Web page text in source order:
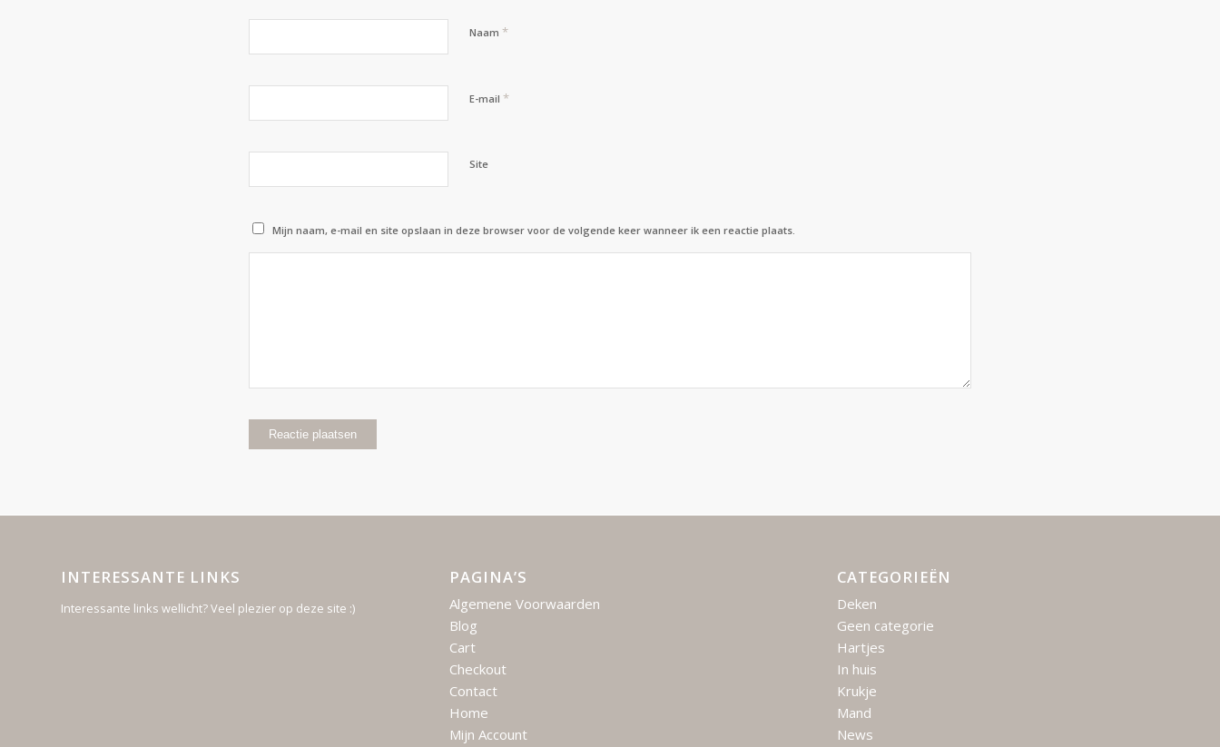
Naam *
E-mail *
Site
Mijn naam, e-mail en site opslaan in deze browser voor de volgende keer wanneer ik een reactie plaats.
INTERESSANTE LINKS
Interessante links wellicht? Veel plezier op deze site :)
PAGINA’S
Algemene Voorwaarden
Blog
Cart
Checkout
Contact
Home
Mijn Account
CATEGORIEËN
Deken
Geen categorie
Hartjes
In huis
Krukje
Mand
News